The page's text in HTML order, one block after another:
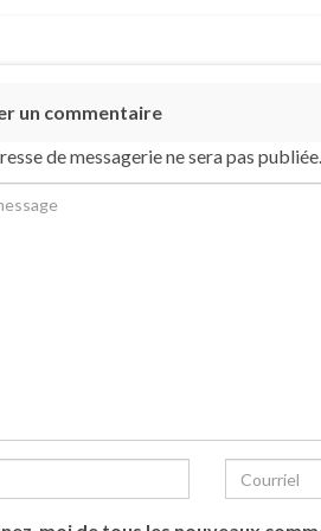
un commentaire
de messagerie ne sera pas publiée.